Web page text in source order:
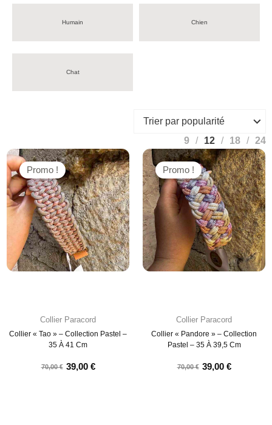
Humain Chien
Chat
9 12 18 24
Collier Paracord
Collier « Tao » – Collection Pastel –
35 À 41 Cm
70,00€ 39,00 €
Promo !
Collier Paracord
Collier « Pandore » – Collection
Pastel – 35 À 39,5 Cm
70,00€ 39,00 €
Promo !